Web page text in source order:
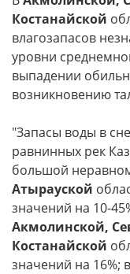
Костанайской
влагозапасов
уровни
выпадении
возникновению
"Запасы воды в
равнинных рек
большой
Атырауской
значений на 10-
Акмолинской,
Костанайской
значений на 16%;